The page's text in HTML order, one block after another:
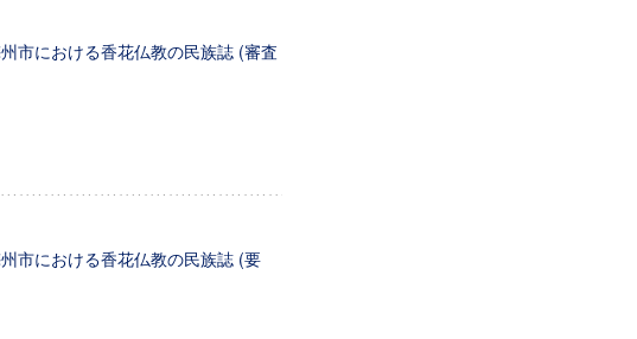
市における香花仏教の民族誌 (審査
市における香花仏教の民族誌 (要